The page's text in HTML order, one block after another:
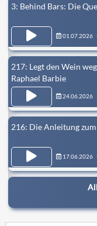
3: Behind Bars: Die
01.07.2026
217: Legt den Wein
Raphael Barbie
24.06.2026
216: Die Anleitung
17.06.2026